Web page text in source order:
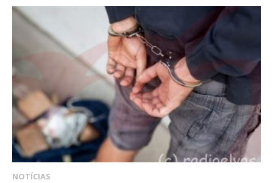
NOTÍCIAS